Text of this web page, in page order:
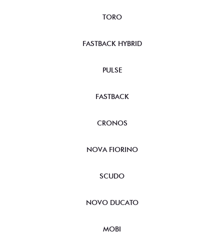
TORO
FASTBACK HYBRID
PULSE
FASTBACK
CRONOS
NOVA FIORINO
SCUDO
NOVO DUCATO
MOBI